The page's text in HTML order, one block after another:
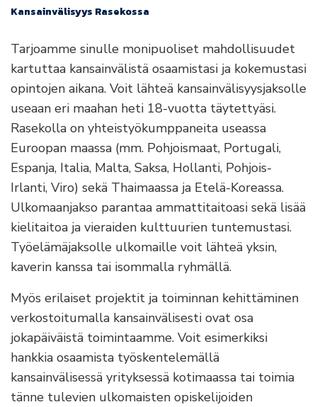
Kansainvälisyys Rasekossa
Tarjoamme sinulle monipuoliset mahdollisuudet
kartuttaa kansainvälistä osaamistasi ja kokemustasi
opintojen aikana. Voit lähteä kansainvälisyysjaksolle
useaan eri maahan heti 18-vuotta täytettyäsi.
Rasekolla on yhteistyökumppaneita useassa
Euroopan maassa (mm. Pohjoismaat, Portugali,
Espanja, Italia, Malta, Saksa, Hollanti, Pohjois-
Irlanti, Viro) sekä Thaimaassa ja Etelä-Koreassa.
Ulkomaanjakso parantaa ammattitaitoasi sekä lisää
kielitaitoa ja vieraiden kulttuurien tuntemustasi.
Työelämäjaksolle ulkomaille voit lähteä yksin,
kaverin kanssa tai isommalla ryhmällä.
Myös erilaiset projektit ja toiminnan kehittäminen
verkostoitumalla kansainvälisesti ovat osa
jokapäiväistä toimintaamme. Voit esimerkiksi
hankkia osaamista työskentelemällä
kansainvälisessä yrityksessä kotimaassa tai toimia
tänne tulevien ulkomaisten opiskelijoiden